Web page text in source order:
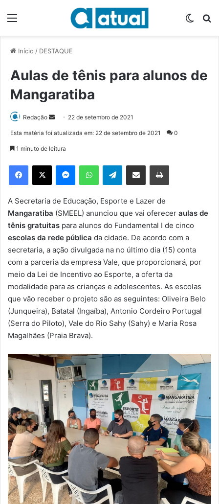
Início / DESTAQUE
Aulas de tênis para alunos de
Mangaratiba
Redação
d
e
m
e
-
m
a
22 de setembro de 2021
Esta matéria foi atualizada em: 22 de setembro de 2021 0
1 minuto de leitura
Telegram
A Secretaria de Educação, Esporte e Lazer de
Mangaratiba (SMEEL) anunciou que vai oferecer aulas de
tênis gratuitas para alunos do Fundamental I de cinco
escolas da rede pública da cidade. De acordo com a
secretaria, a ação divulgada na no último dia (15) conta
com a parceria da empresa Vale, que proporcionará, por
meio da Lei de Incentivo ao Esporte, a oferta da
modalidade para as crianças e adolescentes. As escolas
que vão receber o projeto são as seguintes: Oliveira Belo
(Junqueira), Batatal (Ingaíba), Antonio Cordeiro Portugal
(Serra do Piloto), Vale do Rio Sahy (Sahy) e Maria Rosa
Magalhães (Praia Brava).